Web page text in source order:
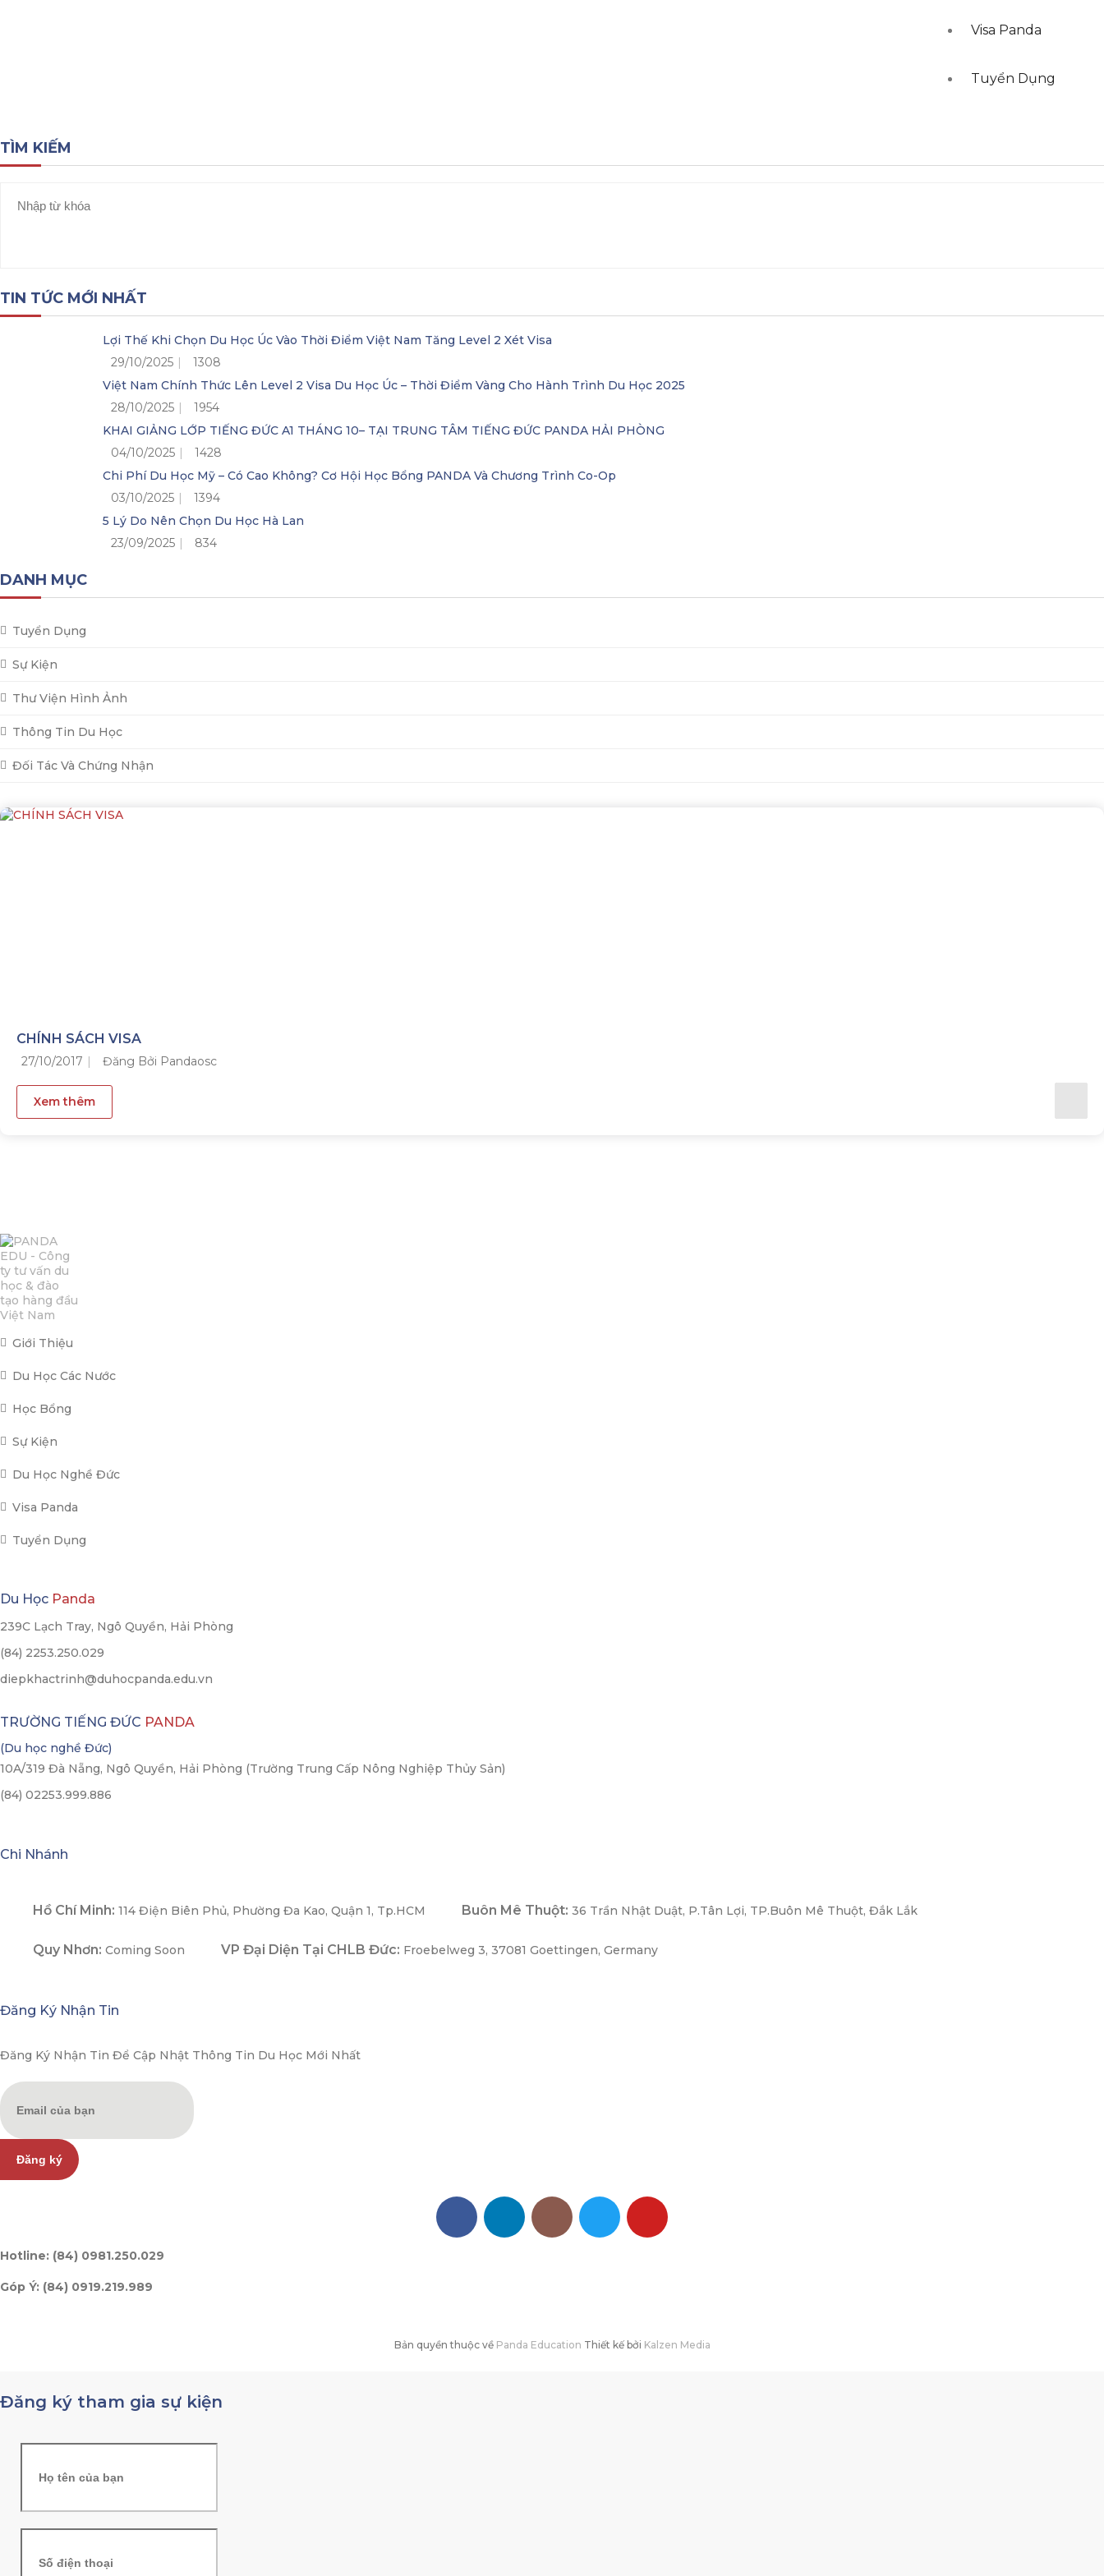
Visa Panda
Tuyển Dụng
TÌM KIẾM
TIN TỨC MỚI NHẤT
Lợi Thế Khi Chọn Du Học Úc Vào Thời Điểm Việt Nam Tăng Level 2 Xét Visa
29/10/2025
1308
Việt Nam Chính Thức Lên Level 2 Visa Du Học Úc – Thời Điểm Vàng Cho Hành Trình Du Học 2025
28/10/2025
1954
KHAI GIẢNG LỚP TIẾNG ĐỨC A1 THÁNG 10– TẠI TRUNG TÂM TIẾNG ĐỨC PANDA HẢI PHÒNG
04/10/2025
1428
Chi Phí Du Học Mỹ – Có Cao Không? Cơ Hội Học Bổng PANDA Và Chương Trình Co-Op
03/10/2025
1394
5 Lý Do Nên Chọn Du Học Hà Lan
23/09/2025
834
DANH MỤC
Tuyển Dụng
Sự Kiện
Thư Viện Hình Ảnh
Thông Tin Du Học
Đối Tác Và Chứng Nhận
CHÍNH SÁCH VISA
27/10/2017 Đăng Bởi Pandaosc
Xem thêm
Giới Thiệu
Du Học Các Nước
Học Bổng
Sự Kiện
Du Học Nghề Đức
Visa Panda
Tuyển Dụng
Du Học Panda
239C Lạch Tray, Ngô Quyền, Hải Phòng
(84) 2253.250.029
diepkhactrinh@duhocpanda.edu.vn
TRƯỜNG TIẾNG ĐỨC PANDA
(Du học nghề Đức)
10A/319 Đà Nẵng, Ngô Quyền, Hải Phòng (Trường Trung Cấp Nông Nghiệp Thủy Sản)
(84) 02253.999.886
Chi Nhánh
Hồ Chí Minh: 114 Điện Biên Phủ, Phường Đa Kao, Quận 1, Tp.HCM Buôn Mê Thuột: 36 Trần Nhật Duật, P.Tân Lợi, TP.Buôn Mê Thuột, Đắk Lắk
Quy Nhơn: Coming Soon VP Đại Diện Tại CHLB Đức: Froebelweg 3, 37081 Goettingen, Germany
Đăng Ký Nhận Tin
Đăng Ký Nhận Tin Để Cập Nhật Thông Tin Du Học Mới Nhất
Đăng ký
Hotline: (84) 0981.250.029
Góp Ý: (84) 0919.219.989
Bản quyền thuộc về Panda Education Thiết kế bởi Kalzen Media
Đăng ký tham gia sự kiện